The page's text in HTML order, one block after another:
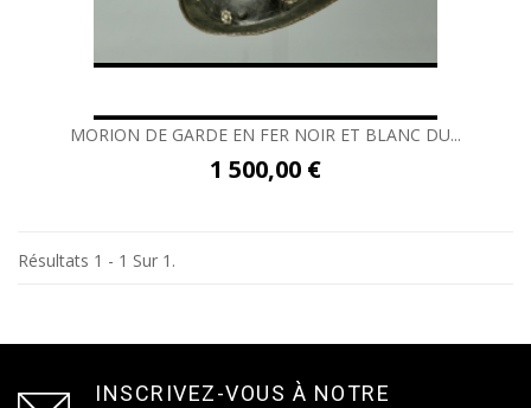
MORION DE GARDE EN FER NOIR ET BLANC DU...
1 500,00 €
Résultats 1 - 1 Sur 1.
INSCRIVEZ-VOUS À NOTRE